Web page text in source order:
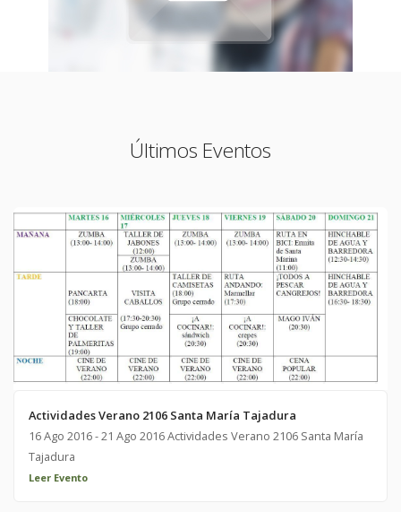
Últimos Eventos
Actividades Verano 2106 Santa María Tajadura
16 Ago 2016 - 21 Ago 2016 Actividades Verano 2106 Santa María
Tajadura
Leer Evento